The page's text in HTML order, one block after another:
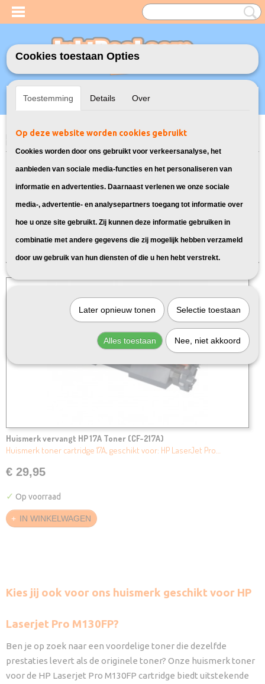
Inloggen Registreren
UW WINKELWAGEN
Home>Toners>17A Toner cartridge voor HP> Toner voor HP LaserJet
Bekijk hier alle toners geschikt voor
de HP LaserJet Pro M130FP
Huismerk vervangt HP 17A Toner (CF-217A)
Huismerk toner cartridge 17A, geschikt voor: HP LaserJet Pro…
€ 29,95
✓ Op voorraad
IN WINKELWAGEN
Kies jij ook voor ons huismerk geschikt voor HP
Laserjet Pro M130FP?
Ben je op zoek naar een voordelige toner die dezelfde
prestaties levert als de originele toner? Onze huismerk toner
voor de HP Laserjet Pro M130FP cartridge biedt uitstekende
Cookies toestaan Opties
Toestemming Details Over
Op deze website worden cookies gebruikt
Cookies worden door ons gebruikt voor verkeersanalyse, het
aanbieden van sociale media-functies en het personaliseren van
informatie en advertenties. Daarnaast verlenen we onze sociale
media-, advertentie- en analysepartners toegang tot informatie over
hoe u onze site gebruikt. Zij kunnen deze informatie gebruiken in
combinatie met andere gegevens die zij mogelijk hebben verzameld
door uw gebruik van hun diensten of die u hen hebt verstrekt.
Later opnieuw tonen Selectie toestaan
Alles toestaan Nee, niet akkoord